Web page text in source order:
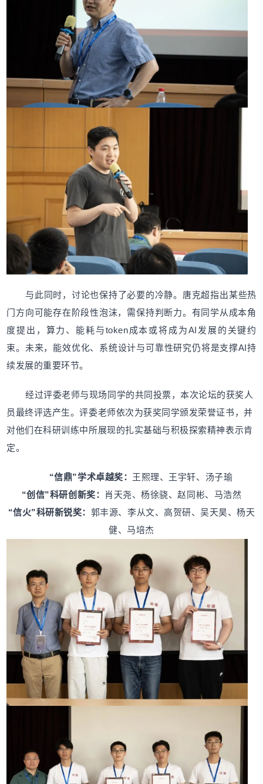
与此同时，讨论也保持了必要的冷静。唐克超指出某些热
门方向可能存在阶段性泡沫，需保持判断力。有同学从成本角
度提出，算力、能耗与token成本或将成为AI发展的关键约
束。未来，能效优化、系统设计与可靠性研究仍将是支撑AI持
续发展的重要环节。
经过评委老师与现场同学的共同投票，本次论坛的获奖人
员最终评选产生。评委老师依次为获奖同学颁发荣誉证书，并
对他们在科研训练中所展现的扎实基础与积极探索精神表示肯
定。
“信鼎”学术卓越奖： 王熙理、王宇轩、汤子瑜
“创信”科研创新奖：
肖天尧、杨徐骁、赵同彬、马浩然
“信火”科研新锐奖： 郭丰源、李从文、高贺研、吴天昊、杨天
健、马培杰